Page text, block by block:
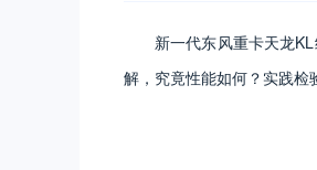
新一代东风重卡天龙
解，究竟性能如何？实践检